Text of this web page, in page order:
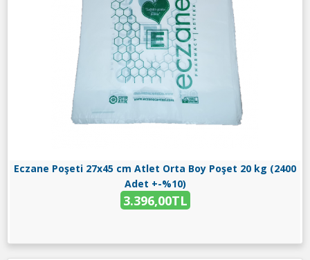
Eczane Poşeti 27x45 cm Atlet Orta Boy Poşet 20 kg (2400
Adet +-%10)
3.396,00TL